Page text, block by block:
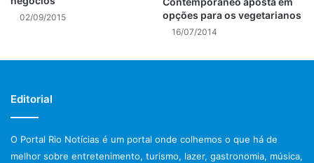
Cartões de crédito: Todos
Wireless: Sim
Banheiro adaptado para deficiente
Entrega em casa? Qual a taxa?Não
Lugares: 56
02/09/2015
opções para os vegetarianos
16/07/2014
Editorial
O Portal Rio Notícias é um portal onde colhemos o que há de
melhor sobre entretenimento, turismo, lazer, gastronomia, música,